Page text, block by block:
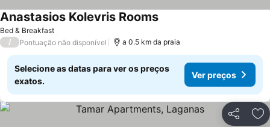
Bed & Breakfast
Anastasios Kolevris Rooms
/ Pontuação não disponível a 0.5 km da praia
Selecione as datas para ver os preços
exatos.
Ver preços
Partilhar